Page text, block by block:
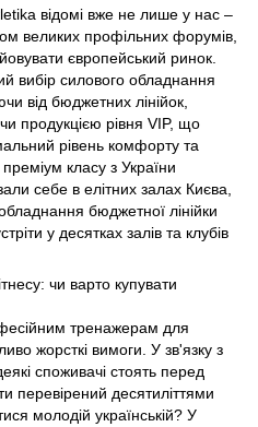
відомі вже не лише у нас –
великих профільних форумів,
європейський ринок.
вибір силового обладнання
від бюджетних лінійок,
продукцією рівня VIP, що
рівень комфорту та
класу з України
себе в елітних залах Києва,
бюджетної лінійки
у десятках залів та клубів
чи варто купувати
тренажерам для
жорсткі вимоги. У зв'язку з
споживачі стоять перед
перевірений десятиліттями
молодій українській? У